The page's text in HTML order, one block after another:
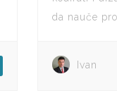
da nauče
Ivan